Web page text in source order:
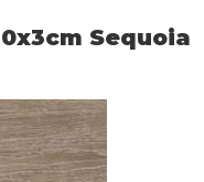
Sequoia